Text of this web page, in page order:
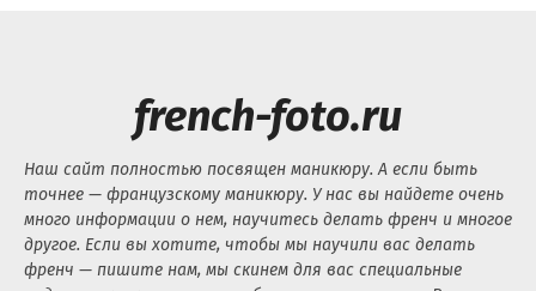
french-foto.ru
Наш сайт полностью посвящен маникюру. А если быть
точнее — французскому маникюру. У нас вы найдете очень
много информации о нем, научитесь делать френч и многое
другое. Если вы хотите, чтобы мы научили вас делать
френч — пишите нам, мы скинем для вас специальные